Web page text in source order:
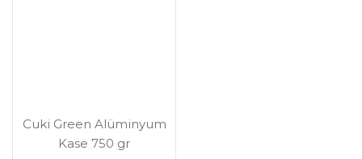
Cuki Green Alüminyum
Kase 750 gr